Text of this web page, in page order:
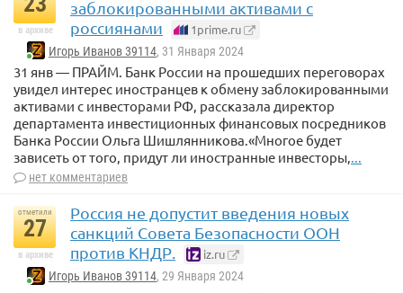
в архиве
заблокированными активами с
россиянами
1prime.ru
Игорь Иванов 39114, 31 Января 2024
31 янв — ПРАЙМ. Банк России на прошедших переговорах
увидел интерес иностранцев к обмену заблокированными
активами с инвесторами РФ, рассказала директор
департамента инвестиционных финансовых посредников
Банка России Ольга Шишлянникова.«Многое будет
зависеть от того, придут ли иностранные инвесторы,...
нет комментариев
отметили
27
в архиве
Россия не допустит введения новых
санкций Совета Безопасности ООН
против КНДР.
iz.ru
Игорь Иванов 39114, 29 Января 2024